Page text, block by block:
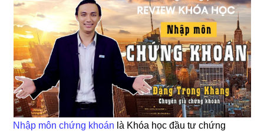
Nhập môn chứng khoán là Khóa học đầu tư chứng